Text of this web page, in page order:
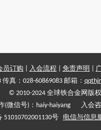
员订购 入会流程 免责声明
真：028-60869083 邮箱：
© 2010-2024 全球铁合金网版
(微信号)：haiy-haiyang 入会咨
51010702001130号 电信与信息